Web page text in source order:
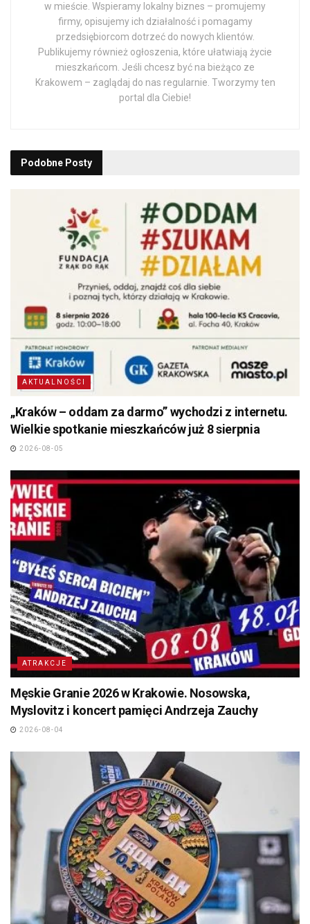
w mieście. Wspieramy lokalny biznes – promujemy
firmy, opisujemy ich działalność i pomagamy
przedsiębiorcom dotrzeć do nowych klientów.
Publikujemy również ogłoszenia, które ułatwiają życie
mieszkańcom. Jeśli chcesz być na bieżąco ze
Krakowem – zaglądaj do nas regularnie. Tworzymy ten
portal dla Ciebie!
Podobne Posty
AKTUALNOŚCI
„Kraków – oddam za darmo” wychodzi z internetu.
Wielkie spotkanie mieszkańców już 8 sierpnia
2026-08-05
ATRAKCJE
Męskie Granie 2026 w Krakowie. Nosowska,
Myslovitz i koncert pamięci Andrzeja Zauchy
2026-08-04